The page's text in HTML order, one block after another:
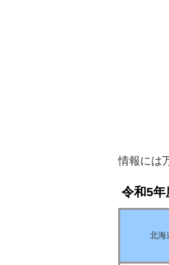
情報には
令和5年
北海